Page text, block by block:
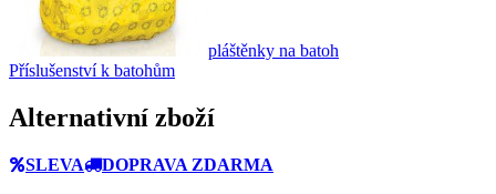
pláštěnky na batoh
Příslušenství k batohům
Alternativní zboží
SLEVA DOPRAVA ZDARMA